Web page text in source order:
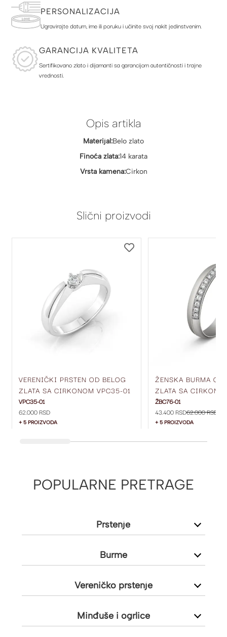
PERSONALIZACIJA
Ugravirajte datum, ime ili poruku i učinite svoj nakit jedinstvenim.
GARANCIJA KVALITETA
Sertifikovano zlato i dijamanti sa garancijom autentičnosti i trajne
vrednosti.
Opis artikla
Materijal:Belo zlato
Finoća zlata:14 karata
Vrsta kamena:Cirkon
Slični proizvodi
VERENIČKI PRSTEN OD BELOG
ZLATA SA CIRKONOM VPC35-01
VPC35-01
62.000 RSD
+ 5 PROIZVODA
ŽENSKA BURMA OD
ZLATA SA
MM ŽBC76-01
ŽBC76-01
43.400 RSD62.000 RSD
+ 5 PROIZVODA
POPULARNE PRETRAGE
Prstenje
Burme
Vereničko prstenje
Minđuše i ogrlice